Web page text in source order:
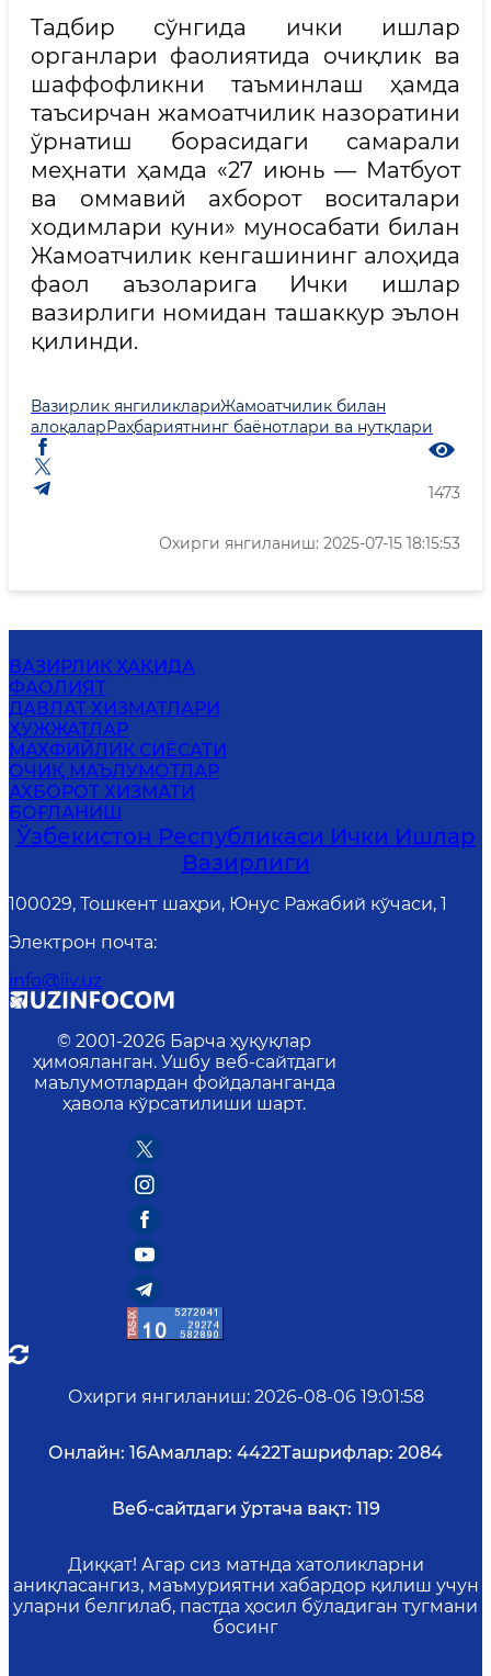
Тадбир сўнгида ички ишлар
органлари фаолиятида очиқлик ва
шаффофликни таъминлаш ҳамда
таъсирчан жамоатчилик назоратини
ўрнатиш борасидаги самарали
меҳнати ҳамда «27 июнь — Матбуот
ва оммавий ахборот воситалари
ходимлари куни» муносабати билан
Жамоатчилик кенгашининг алоҳида
фаол аъзоларига Ички ишлар
вазирлиги номидан ташаккур эълон
қилинди.
Вазирлик янгиликлариЖамоатчилик билан
алоқаларРаҳбариятнинг баёнотлари ва нутқлари
1473
Охирги янгиланиш: 2025-07-15 18:15:53
ВАЗИРЛИК ҲАҚИДА
ФАОЛИЯТ
ДАВЛАТ ХИЗМАТЛАРИ
ҲУЖЖАТЛАР
MАХФИЙЛИК СИЁСАТИ
ОЧИҚ МАЪЛУМОТЛАР
АХБОРОТ ХИЗМАТИ
БОҒЛАНИШ
Ўзбекистон Республикаси Ички Ишлар
Вазирлиги
100029, Тошкент шаҳри, Юнус Ражабий кўчаси, 1
Электрон почта:
info@iiv.uz
© 2001-2026 Барча ҳуқуқлар
ҳимояланган. Ушбу веб-сайтдаги
маълумотлардан фойдаланганда
ҳавола кўрсатилиши шарт.
Охирги янгиланиш: 2026-08-06 19:01:58
Онлайн: 16Амаллар: 4422Ташрифлар: 2084
Веб-сайтдаги ўртача вақт: 119
Диққат! Агар сиз матнда хатоликларни
аниқласангиз, маъмуриятни хабардор қилиш учун
уларни белгилаб, пастда ҳосил бўладиган тугмани
босинг